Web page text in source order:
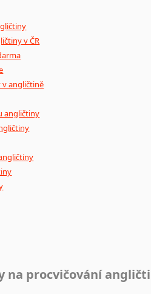
v ČR
v angličtině
angličtiny
na procvičování